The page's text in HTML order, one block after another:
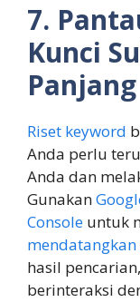
7.
Kunci
Panjang
Riset keyword
Anda perlu
Anda dan
Gunakan
Console untuk
hasil
berinteraksi